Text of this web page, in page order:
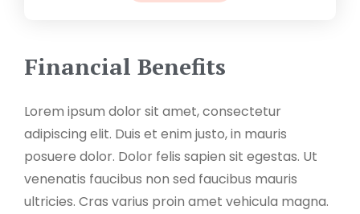
Financial Benefits
Lorem ipsum dolor sit amet, consectetur
adipiscing elit. Duis et enim justo, in mauris
posuere dolor. Dolor felis sapien sit egestas. Ut
venenatis faucibus non sed faucibus mauris
ultricies. Cras varius proin amet vehicula magna.